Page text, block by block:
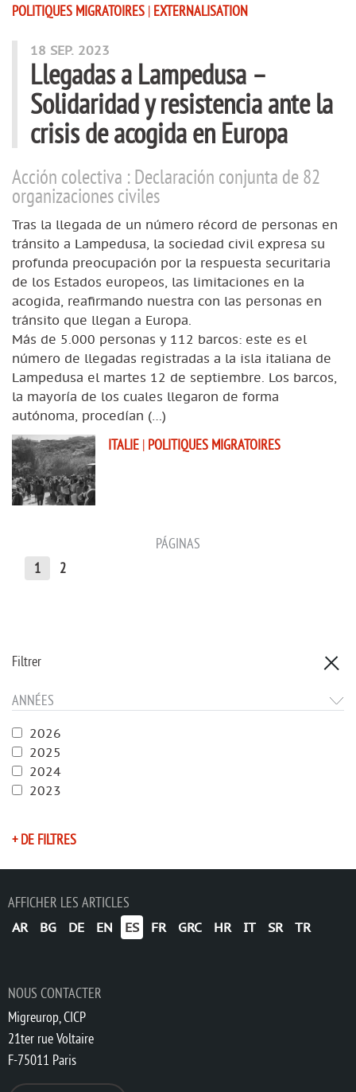
Filtrer
ANNÉES
2026
2025
2024
2023
+ DE FILTRES
POLITIQUES MIGRATOIRES | EXTERNALISATION
18 SEP. 2023
Llegadas a Lampedusa –
Solidaridad y resistencia ante la
crisis de acogida en Europa
Acción colectiva : Declaración conjunta de 82
organizaciones civiles
Tras la llegada de un número récord de personas en
tránsito a Lampedusa, la sociedad civil expresa su
profunda preocupación por la respuesta securitaria
de los Estados europeos, las limitaciones en la
acogida, reafirmando nuestra con las personas en
tránsito que llegan a Europa.
Más de 5.000 personas y 112 barcos: este es el
número de llegadas registradas a la isla italiana de
Lampedusa el martes 12 de septiembre. Los barcos,
la mayoría de los cuales llegaron de forma
autónoma, procedían (…)
ITALIE | POLITIQUES MIGRATOIRES
PÁGINAS
1
2
AFFICHER LES ARTICLES
AR BG DE EN ES FR GRC HR IT SR TR
NOUS CONTACTER
Migreurop, CICP
21ter rue Voltaire
F-75011 Paris